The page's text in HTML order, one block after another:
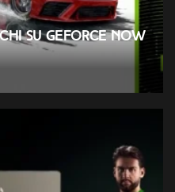
su GeForce NOW